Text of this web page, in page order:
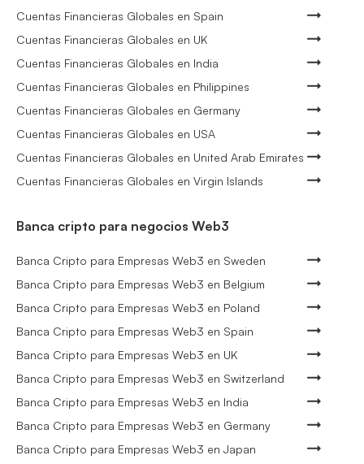
Cuentas Financieras Globales en Spain
Cuentas Financieras Globales en UK
Cuentas Financieras Globales en India
Cuentas Financieras Globales en Philippines
Cuentas Financieras Globales en Germany
Cuentas Financieras Globales en USA
Cuentas Financieras Globales en United Arab Emirates
Cuentas Financieras Globales en Virgin Islands
Banca cripto para negocios Web3
Banca Cripto para Empresas Web3 en Sweden
Banca Cripto para Empresas Web3 en Belgium
Banca Cripto para Empresas Web3 en Poland
Banca Cripto para Empresas Web3 en Spain
Banca Cripto para Empresas Web3 en UK
Banca Cripto para Empresas Web3 en Switzerland
Banca Cripto para Empresas Web3 en India
Banca Cripto para Empresas Web3 en Germany
Banca Cripto para Empresas Web3 en Japan